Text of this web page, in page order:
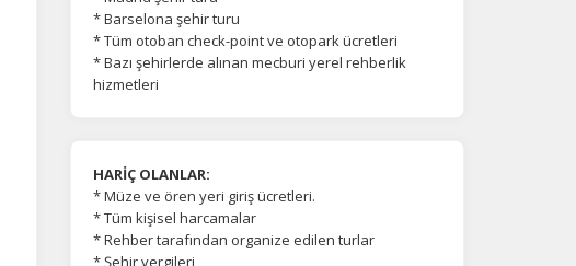
* Barselona şehir turu
* Tüm otoban check-point ve otopark ücretleri
* Bazı şehirlerde alınan mecburi yerel rehberlik
hizmetleri
HARİÇ OLANLAR:
* Müze ve ören yeri giriş ücretleri.
* Tüm kişisel harcamalar
* Rehber tarafından organize edilen turlar
* Şehir vergileri